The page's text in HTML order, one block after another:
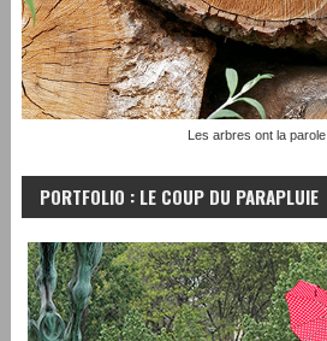
Les arbres ont la parole.
PORTFOLIO : LE COUP DU PARAPLUIE